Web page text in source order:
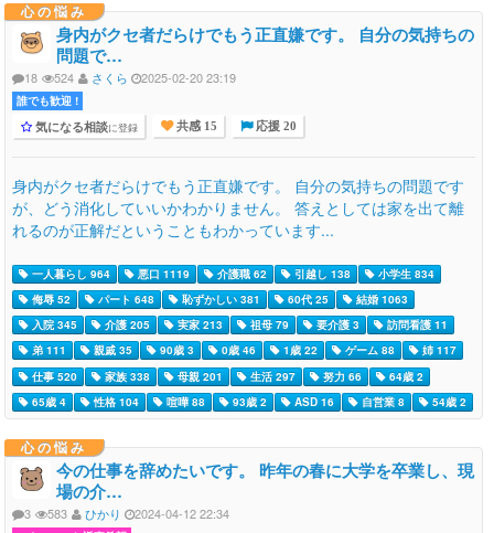
心の悩み
身内がクセ者だらけでもう正直嫌です。 自分の気持ちの
問題で…
18 524 さくら 2025-02-20 23:19
誰でも歓迎 !
気になる相談に登録 共感 15 応援 20
身内がクセ者だらけでもう正直嫌です。 自分の気持ちの問題です
が、どう消化していいかわかりません。 答えとしては家を出て離
れるのが正解だということもわかっています...
一人暮らし 964 悪口 1119 介護職 62 引越し 138
小学生 834
侮辱 52
パート 648 恥ずかしい 381 60代 25
結婚 1063
入院 345
介護 205 実家 213 祖母 79 要介護 3
訪問看護 11
弟 111
親戚 35 90歳 3 0歳 46 1歳 22 ゲーム 88
姉 117
仕事 520
家族 338 母親 201 生活 297 努力 66
64歳 2
65歳 4
性格 104 喧嘩 88 93歳 2 ASD 16 自営業 8 54歳 2
心の悩み
今の仕事を辞めたいです。 昨年の春に大学を卒業し、現
場の介…
3 583 ひかり 2024-04-12 22:34